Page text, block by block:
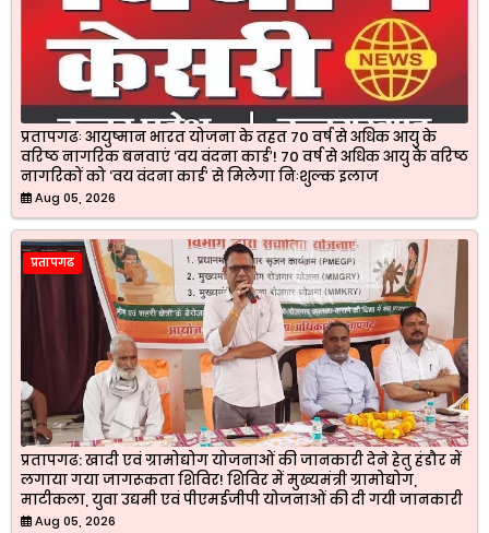
प्रतापगढः आयुष्मान भारत योजना के तहत 70 वर्ष से अधिक आयु के
वरिष्ठ नागरिक बनवाएं ‘वय वंदना कार्ड’! 70 वर्ष से अधिक आयु के वरिष्ठ
नागरिकों को ‘वय वंदना कार्ड’ से मिलेगा निःशुल्क इलाज
Aug 05, 2026
प्रतापगढ
प्रतापगढ: खादी एवं ग्रामोद्योग योजनाओं की जानकारी देने हेतु हंडौर में
लगाया गया जागरूकता शिविर! शिविर में मुख्यमंत्री ग्रामोद्योग,
माटीकला, युवा उद्यमी एवं पीएमईजीपी योजनाओं की दी गयी जानकारी
Aug 05, 2026